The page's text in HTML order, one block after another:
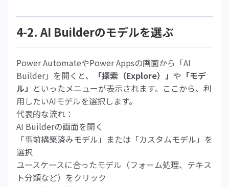
4-2. AI Builderのモデルを選ぶ
Power AutomateやPower Appsの画面から「AI
Builder」を開くと、
「探索（Explore）」 や 「モデ
ル」 といったメニューが表示されます。ここから、利
用したいAIモデルを選択します。
代表的な流れ：
AI Builderの画面を開く
「事前構築済みモデル」または「カスタムモデル」を
選択
ユースケースに合ったモデル（フォーム処理、テキス
ト分類など）をクリック